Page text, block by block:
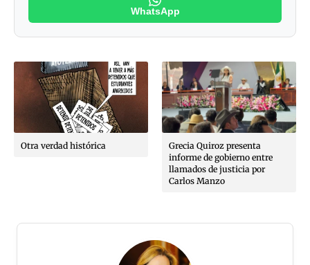
WhatsApp
Otra verdad histórica
Grecia Quiroz presenta
informe de gobierno entre
llamados de justicia por
Carlos Manzo